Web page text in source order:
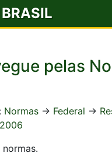
pelas
Normas -> Federal ->
2006
normas.